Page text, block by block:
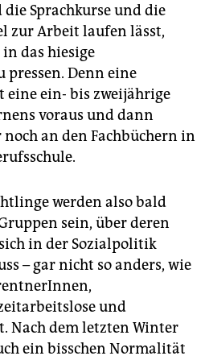
Sprachkurse und die
zur Arbeit laufen lässt,
das hiesige
pressen. Denn eine
eine ein- bis zweijährige
voraus und dann
an den Fachbüchern in
werden also bald
sein, über deren
in der Sozialpolitik
– gar nicht so anders, wie
und
Nach dem letzten Winter
ein bisschen Normalität